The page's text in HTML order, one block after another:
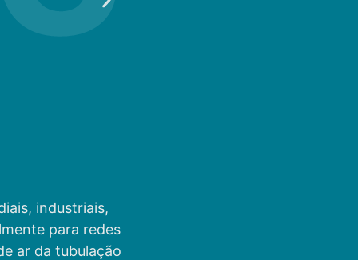
industriais,
para redes
ar da tubulação